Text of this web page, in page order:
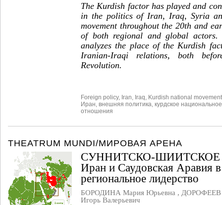
The Kurdish factor has played and
in the politics of Iran, Iraq, Syria
movement throughout the 20th and
of both regional and global
analyzes the place of the Kurdish
Iranian-Iraqi relations, both
Revolution.
Foreign policy, Iran Iraq Kurdish national movement
Иран внешняя политика курдское
отношения
THEATRUM MUNDI/МИРОВАЯ АРЕНА
СУННИТСКО-
Иран и Саудовская Аравия в
региональное лидерство
БОРОДИНА Мария Юрьевна , ДОРОФЕЕВ
Игорь Валерьевич